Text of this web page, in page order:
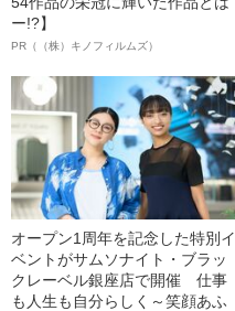
ー!?】
PR（（株）キノフィルムズ）
オープン1周年を記念した特別イ
ベントがサムソナイト・ブラッ
クレーベル銀座店で開催 仕事
も人生も自分らしく～笑顔あふ